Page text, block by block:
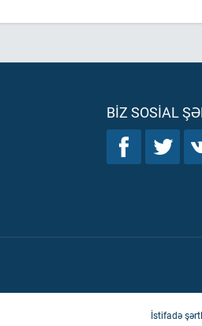
BIZ SOSIAL
İstifadə